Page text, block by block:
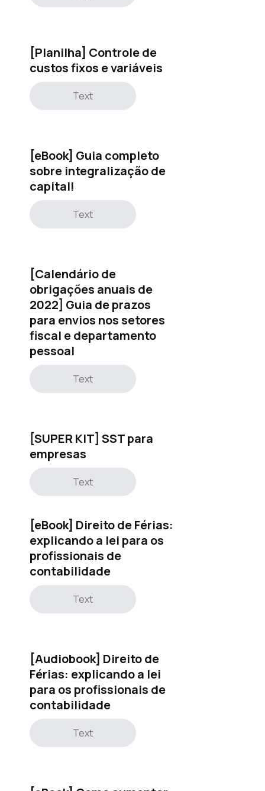
[Planilha] Controle de
custos fixos e variáveis
Text
[eBook] Guia completo
sobre integralização de
capital!
Text
[Calendário de
obrigações anuais de
2022] Guia de prazos
para envios nos setores
fiscal e departamento
pessoal
Text
[SUPER KIT] SST para
empresas
Text
[eBook] Direito de Férias:
explicando a lei para os
profissionais de
contabilidade
Text
[Audiobook] Direito de
Férias: explicando a lei
para os profissionais de
contabilidade
Text